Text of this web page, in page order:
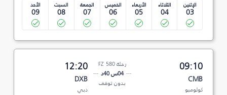
الإثنين
03
الثلاثاء
04
الأربعاء
05
الخميس
06
الجمعة
07
السبت
08
الأحد
09
09:10
CMB
كولومبو
رحلة FZ 580
04س 40د
بدون توقف
12:20
DXB
دبي